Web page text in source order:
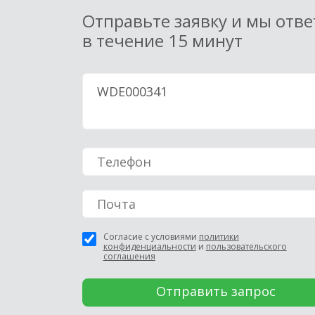
Отправьте заявку и мы
в течение 15 минут
Согласие с условиями политики
конфиденциальности и пользовательского
соглашения